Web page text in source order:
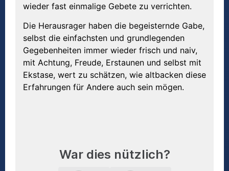
wieder fast einmalige Gebete zu verrichten.
Die Herausrager haben die begeisternde Gabe,
selbst die einfachsten und grundlegenden
Gegebenheiten immer wieder frisch und naiv,
mit Achtung, Freude, Erstaunen und selbst mit
Ekstase, wert zu schätzen, wie altbacken diese
Erfahrungen für Andere auch sein mögen.
War dies nützlich?